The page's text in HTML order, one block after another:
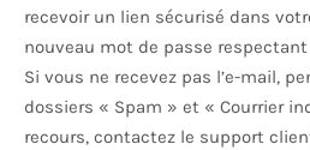
recevoir un lien sécurisé dans
nouveau mot de passe
Si vous ne recevez pas l’e-mail,
dossiers « Spam » et « Courrier
recours, contactez le support